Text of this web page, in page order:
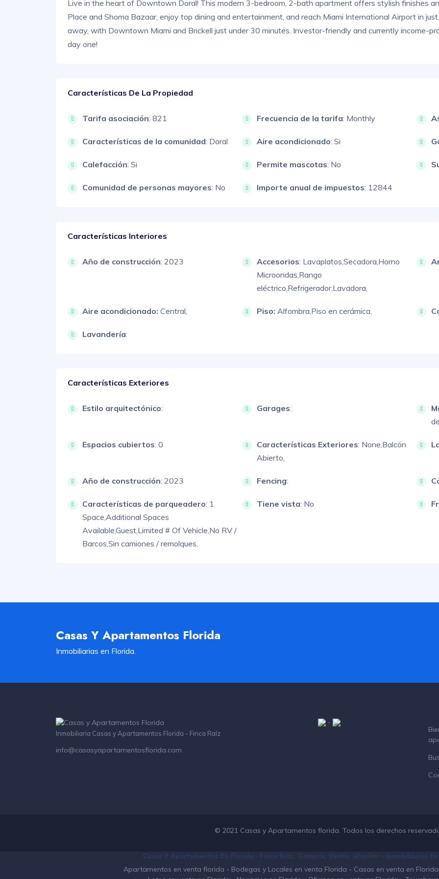
Live in the heart of Downtown Doral! This modern 3-bedroom, 2-bath apartment offers stylish finishes
Place and Shoma Bazaar, enjoy top dining and entertainment, and reach Miami International Airport in
away, with Downtown Miami and Brickell just under 30 minutes. Investor-friendly and currently income-
day one!
Características De La Propiedad
Tarifa asociación: 821 Frecuencia de la tarifa: Monthly
Características de la comunidad: Doral Aire acondicionado: Si
Calefacción: Si Permite mascotas: No
Comunidad de personas mayores: No Importe anual de impuestos: 12844
Características Interiores
Año de construcción: 2023 Accesorios: Lavaplatos, Secadora, Horno
Microondas, Rango
eléctrico, Refrigerador,Lavadora,
Aire acondicionado: Central, Piso: Alfombra, Piso en cerámica,
Lavandería:
Características Exteriores
Estilo arquitectónico: Garages:
Espacios cubiertos: 0 Características Exteriores: None, Balcón
Abierto,
Año de construcción: 2023 Fencing:
Características de parqueadero: 1
Space, Additional Spaces
Available,Guest, Limited # Of Vehicle, No RV /
Barcos, Sin camiones / remolques,
Tiene vista: No
Casas Y Apartamentos Florida
Inmobiliarias en Florida.
Inmobiliaria Casas y Apartamentos Florida - Finca Raíz
info@casasyapartamentosflorida.com
-
© 2021 Casas y Apartamentos florida. Todos los derechos
Apartamentos en venta florida - Bodegas y Locales en venta Florida - Casas en venta en Florida